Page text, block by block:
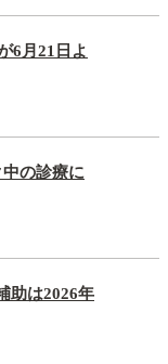
6月21日よ
の診療に
助は2026年